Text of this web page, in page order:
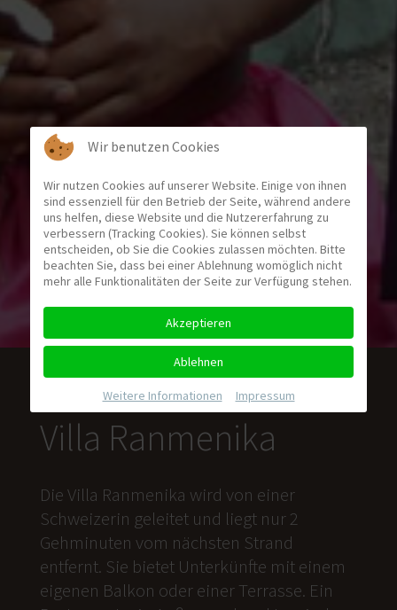
Villa Ranmenika
Die Villa Ranmenika wird von einer
Schweizerin geleitet und liegt nur 2
Gehminuten vom nächsten Strand
entfernt. Sie bietet Unterkünfte mit einem
eigenen Balkon oder einer Terrasse. Ein
Wir benutzen Cookies
Wir nutzen Cookies auf unserer Website. Einige von ihnen
sind essenziell für den Betrieb der Seite, während andere
uns helfen, diese Website und die Nutzererfahrung zu
verbessern (Tracking Cookies). Sie können selbst
entscheiden, ob Sie die Cookies zulassen möchten. Bitte
beachten Sie, dass bei einer Ablehnung womöglich nicht
mehr alle Funktionalitäten der Seite zur Verfügung stehen.
Akzeptieren
Ablehnen
Weitere Informationen Impressum